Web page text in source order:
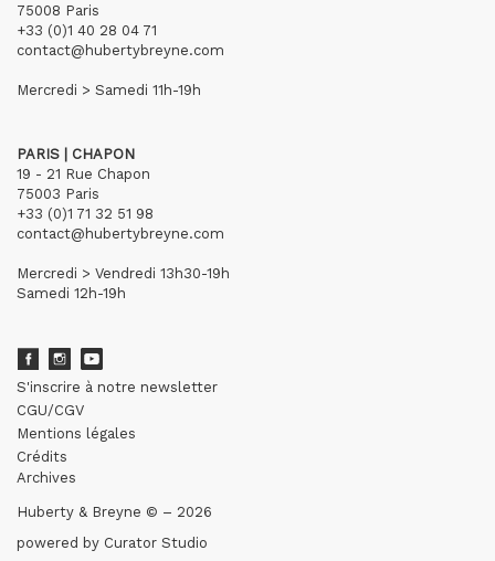
75008 Paris
+33 (0)1 40 28 04 71
contact@hubertybreyne.com
Mercredi > Samedi 11h-19h
PARIS | CHAPON
19 - 21 Rue Chapon
75003 Paris
+33 (0)1 71 32 51 98
contact@hubertybreyne.com
Mercredi > Vendredi 13h30-19h
Samedi 12h-19h
S'inscrire à notre newsletter
CGU/CGV
Mentions légales
Crédits
Archives
Huberty & Breyne © – 2026
powered by Curator Studio